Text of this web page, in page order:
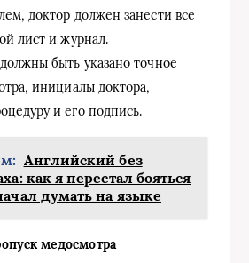
доктор должен занести все
лист и журнал.
быть указано точное
инициалы доктора,
и его подпись.
Английский без
как я перестал бояться
думать на языке
медосмотра